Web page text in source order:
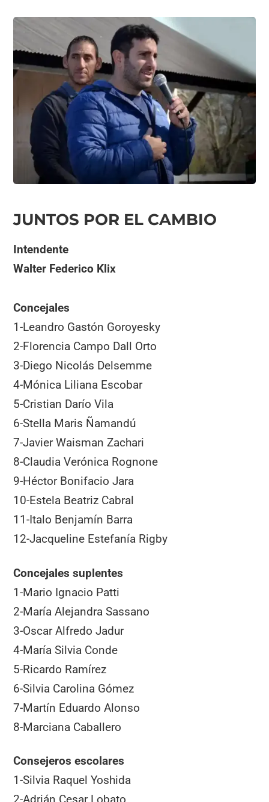
JUNTOS POR EL CAMBIO
Intendente
Walter Federico Klix
Concejales
1-Leandro Gastón Goroyesky
2-Florencia Campo Dall Orto
3-Diego Nicolás Delsemme
4-Mónica Liliana Escobar
5-Cristian Darío Vila
6-Stella Maris Ñamandú
7-Javier Waisman Zachari
8-Claudia Verónica Rognone
9-Héctor Bonifacio Jara
10-Estela Beatriz Cabral
11-Italo Benjamín Barra
12-Jacqueline Estefanía Rigby
Concejales suplentes
1-Mario Ignacio Patti
2-María Alejandra Sassano
3-Oscar Alfredo Jadur
4-María Silvia Conde
5-Ricardo Ramírez
6-Silvia Carolina Gómez
7-Martín Eduardo Alonso
8-Marciana Caballero
Consejeros escolares
1-Silvia Raquel Yoshida